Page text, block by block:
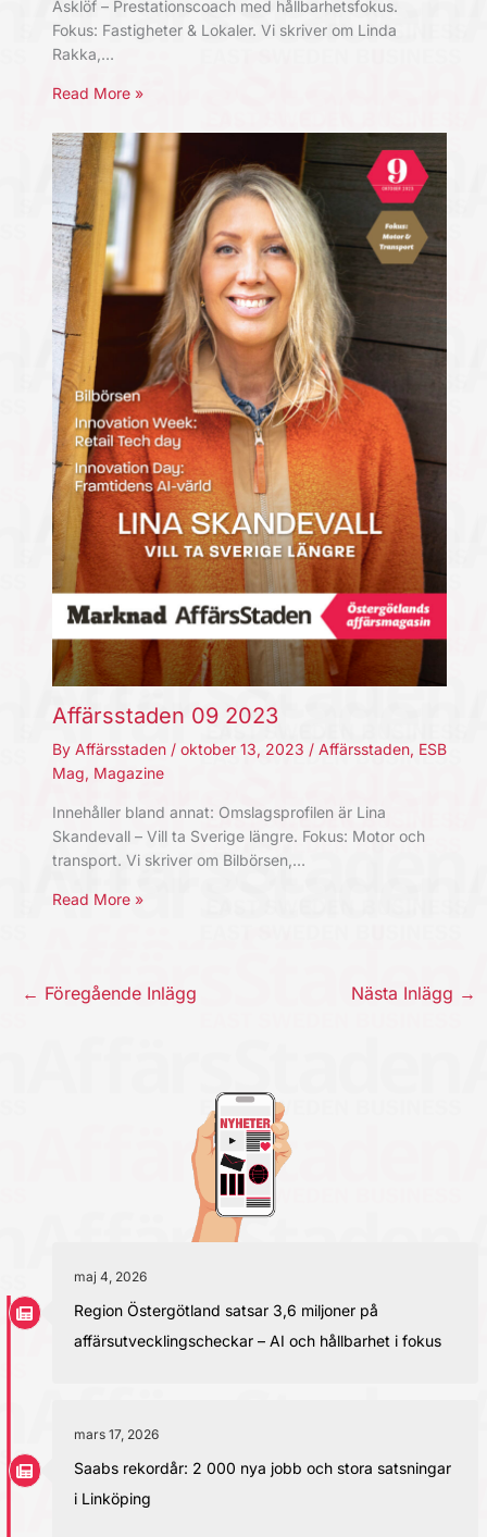
Asklöf – Prestationscoach med hållbarhetsfokus.
Fokus: Fastigheter & Lokaler. Vi skriver om Linda
Rakka,…
Read More »
Affärsstaden 09 2023
By Affärsstaden / oktober 13, 2023 / Affärsstaden, ESB
Mag, Magazine
Innehåller bland annat: Omslagsprofilen är Lina
Skandevall – Vill ta Sverige längre. Fokus: Motor och
transport. Vi skriver om Bilbörsen,…
Read More »
← Föregående Inlägg Nästa Inlägg →
maj 4, 2026
Region Östergötland satsar 3,6 miljoner på
affärsutvecklingscheckar – AI och hållbarhet i fokus
mars 17, 2026
Saabs rekordår: 2 000 nya jobb och stora satsningar
i Linköping